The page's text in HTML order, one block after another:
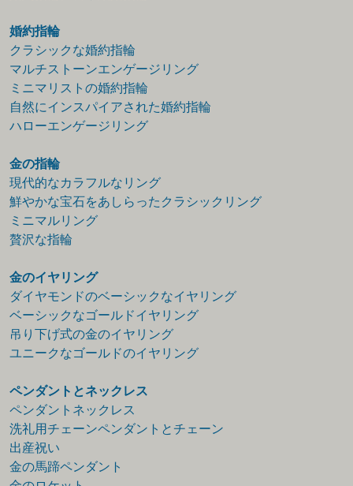
婚約指輪
クラシックな婚約指輪
マルチストーンエンゲージリング
ミニマリストの婚約指輪
自然にインスパイアされた婚約指輪
ハローエンゲージリング
金の指輪
現代的なカラフルなリング
鮮やかな宝石をあしらったクラシックリング
ミニマルリング
贅沢な指輪
金のイヤリング
ダイヤモンドのベーシックなイヤリング
ベーシックなゴールドイヤリング
吊り下げ式の金のイヤリング
ユニークなゴールドのイヤリング
ペンダントとネックレス
ペンダントネックレス
洗礼用チェーンペンダントとチェーン
出産祝い
金の馬蹄ペンダント